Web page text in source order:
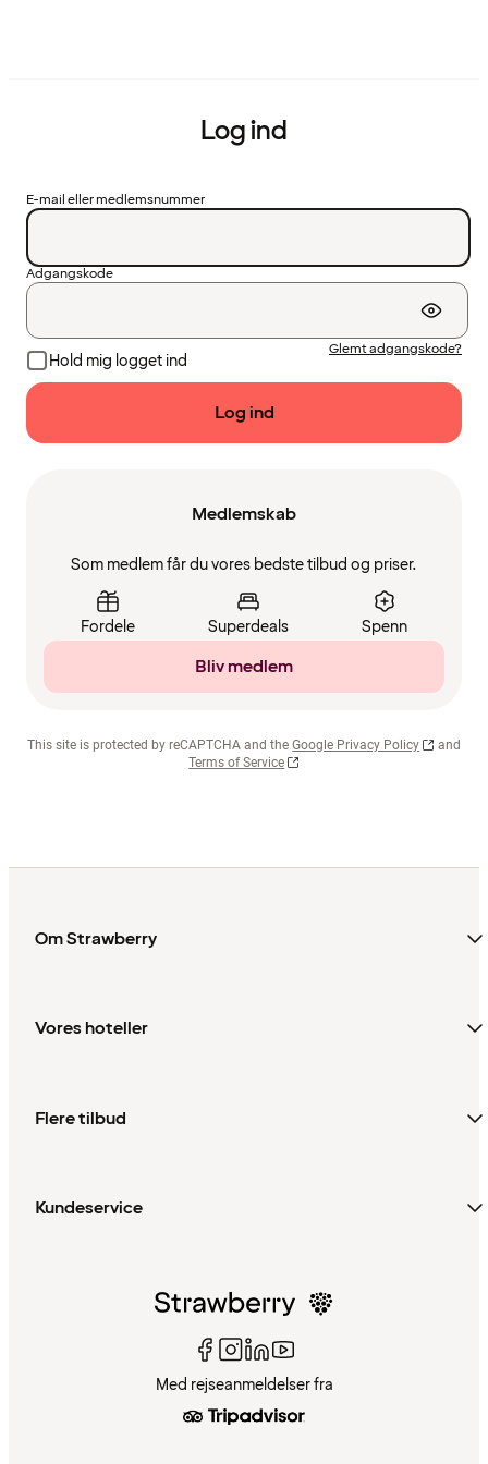
Log ind
E-mail eller medlemsnummer
Adgangskode
Hold mig logget ind
Glemt adgangskode?
Log ind
Medlemskab
Som medlem får du vores bedste tilbud og priser.
Fordele Superdeals Spenn
Bliv medlem
This site is protected by reCAPTCHA and the Google Privacy Policy
and
Terms of Service
Om Strawberry
Vores hoteller
Flere tilbud
Kundeservice
Med rejseanmeldelser fra